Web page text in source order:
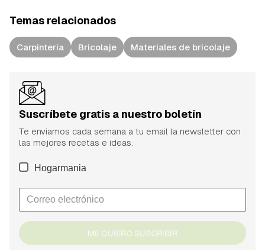
Temas relacionados
Carpintería Bricolaje Materiales de bricolaje
Suscríbete gratis a nuestro boletín
Te enviamos cada semana a tu email la newsletter con
las mejores recetas e ideas.
Hogarmania
ME QUIERO SUSCRIBIR